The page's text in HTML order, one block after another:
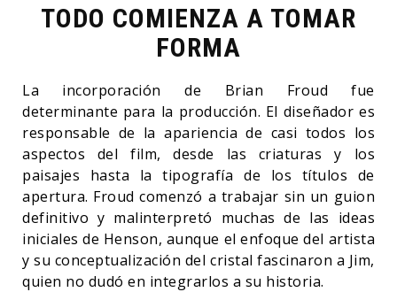
TODO COMIENZA A TOMAR
FORMA
La incorporación de Brian Froud fue
determinante para la producción. El diseñador es
responsable de la apariencia de casi todos los
aspectos del film, desde las criaturas y los
paisajes hasta la tipografía de los títulos de
apertura. Froud comenzó a trabajar sin un guion
definitivo y malinterpretó muchas de las ideas
iniciales de Henson, aunque el enfoque del artista
y su conceptualización del cristal fascinaron a Jim,
quien no dudó en integrarlos a su historia.